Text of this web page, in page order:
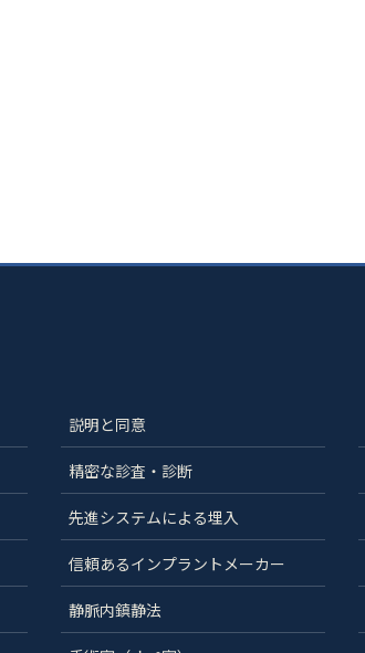
説明と同意
精密な診査・診断
先進システムによる埋入
信頼あるインプラントメーカー
静脈内鎮静法